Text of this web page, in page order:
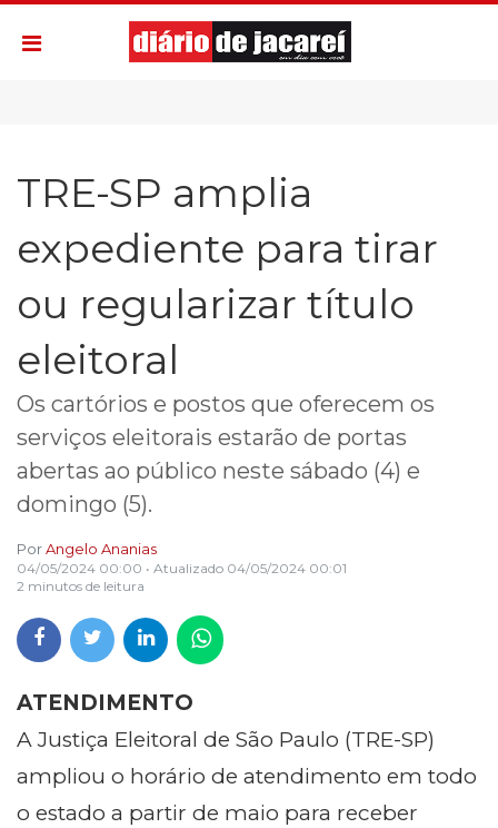
TRE-SP amplia
expediente para tirar
ou regularizar título
eleitoral
Os cartórios e postos que oferecem os
serviços eleitorais estarão de portas
abertas ao público neste sábado (4) e
domingo (5).
PorAngelo Ananias
04/05/2024 00:00 • Atualizado 04/05/2024 00:01
2 minutos de leitura
ATENDIMENTO
A Justiça Eleitoral de São Paulo (TRE-SP)
ampliou o horário de atendimento em todo
o estado a partir de maio para receber